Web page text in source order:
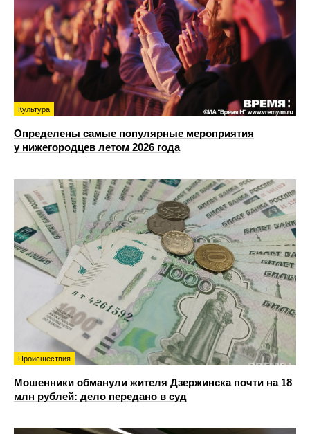
Культура
Определены самые популярные мероприятия
у нижегородцев летом 2026 года
Происшествия
Мошенники обманули жителя Дзержинска почти на 18
млн рублей: дело передано в суд